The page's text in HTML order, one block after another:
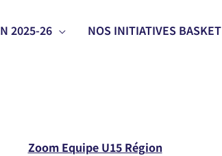
2025-26 NOS INITIATIVES BASKET
Zoom Equipe U15 Région